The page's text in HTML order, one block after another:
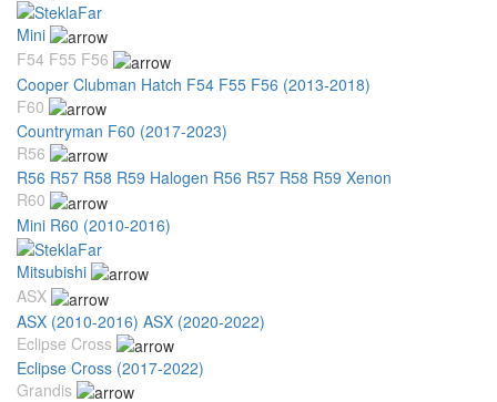
Mini
F54 F55 F56
Cooper Clubman Hatch F54 F55 F56 (2013-2018)
F60
Countryman F60 (2017-2023)
R56
R56 R57 R58 R59 Halogen R56 R57 R58 R59 Xenon
R60
Mini R60 (2010-2016)
Mitsubishi
ASX
ASX (2010-2016) ASX (2020-2022)
Eclipse Cross
Eclipse Cross (2017-2022)
Grandis